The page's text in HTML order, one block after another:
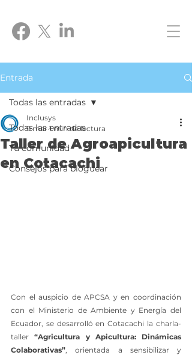
Entrada
Todas las entradas
Tu comunidad
Consejos para bloguear
Todas las entradas
Taller de Agroapicultura
en Cotacachi
Inclusys
9 mar 1 min de lectura
Con el auspicio de APCSA y en coordinación
con el Ministerio de Ambiente y Energía del
Ecuador, se desarrolló en Cotacachi la charla-
taller “Agricultura y Apicultura: Dinámicas
Colaborativas”, orientada a sensibilizar y